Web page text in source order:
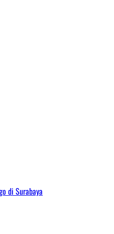
di Surabaya